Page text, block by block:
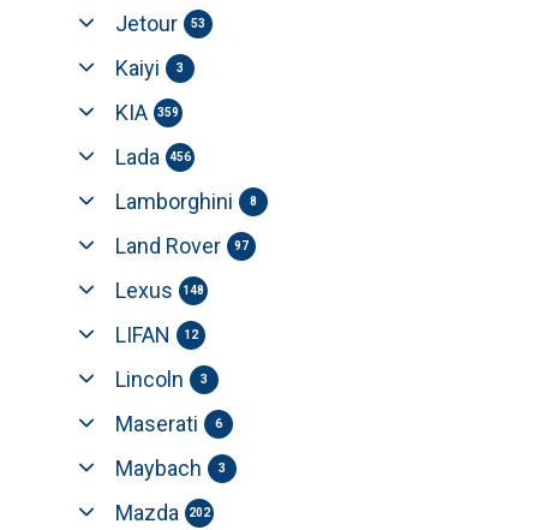
Jetour 53
Kaiyi 3
KIA 359
Lada 456
Lamborghini 8
Land Rover 97
Lexus 148
LIFAN 12
Lincoln 3
Maserati 6
Maybach 3
Mazda 202